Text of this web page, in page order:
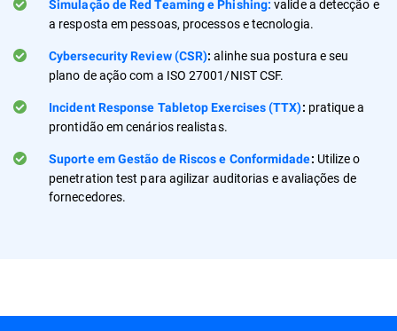
Simulação de Red Teaming e Phishing: valide a detecção e
a resposta em pessoas, processos e tecnologia.
Cybersecurity Review (CSR):alinhe sua postura e seu
plano de ação com a ISO 27001/NIST CSF.
Incident Response Tabletop Exercises (TTX): pratique a
prontidão em cenários realistas.
Suporte em Gestão de Riscos e Conformidade: Utilize o
penetration test para agilizar auditorias e avaliações de
fornecedores.